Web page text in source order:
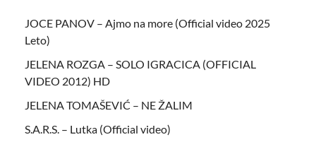
JOCE PANOV – Ajmo na more (Official video 2025
Leto)
JELENA ROZGA – SOLO IGRACICA (OFFICIAL
VIDEO 2012) HD
JELENA TOMAŠEVIĆ – NE ŽALIM
S.A.R.S. – Lutka (Official video)